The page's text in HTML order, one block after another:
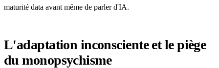
maturité data avant même de parler d'IA.
L'adaptation inconsciente et le piège
du monopsychisme